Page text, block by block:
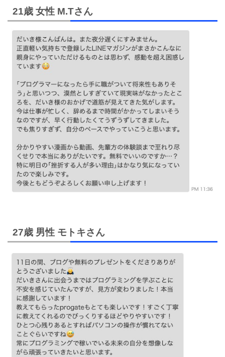
21歳 女性 M.Tさん
27歳 男性 モトキさん